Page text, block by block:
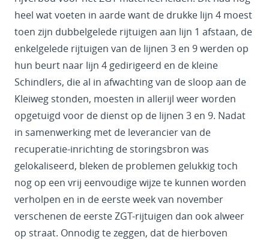
heel wat voeten in aarde want de drukke lijn 4 moest
toen zijn dubbelgelede rijtuigen aan lijn 1 afstaan, de
enkelgelede rijtuigen van de lijnen 3 en 9 werden op
hun beurt naar lijn 4 gedirigeerd en de kleine
Schindlers, die al in afwachting van de sloop aan de
Kleiweg stonden, moesten in allerijl weer worden
opgetuigd voor de dienst op de lijnen 3 en 9. Nadat
in samenwerking met de leverancier van de
recuperatie-inrichting de storingsbron was
gelokaliseerd, bleken de problemen gelukkig toch
nog op een vrij eenvoudige wijze te kunnen worden
verholpen en in de eerste week van november
verschenen de eerste ZGT-rijtuigen dan ook alweer
op straat. Onnodig te zeggen, dat de hierboven